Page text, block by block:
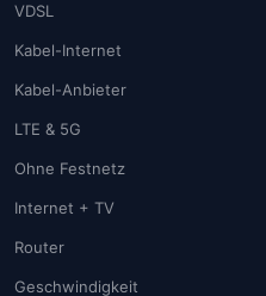
VDSL
Kabel-Internet
Kabel-Anbieter
LTE & 5G
Ohne Festnetz
Internet + TV
Router
Geschwindigkeit